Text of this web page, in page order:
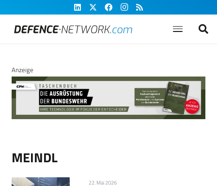
Anzeige
MEINDL
22. Mai 2026